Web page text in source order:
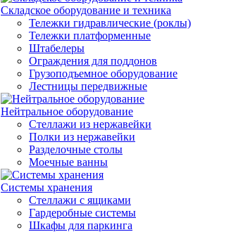
Складское оборудование и техника
Тележки гидравлические (роклы)
Тележки платформенные
Штабелеры
Ограждения для поддонов
Грузоподъемное оборудование
Лестницы передвижные
Нейтральное оборудование
Стеллажи из нержавейки
Полки из нержавейки
Разделочные столы
Моечные ванны
Системы хранения
Стеллажи с ящиками
Гардеробные системы
Шкафы для паркинга